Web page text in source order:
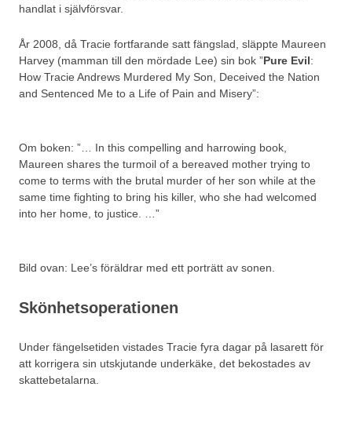
handlat i självförsvar.
År 2008, då Tracie fortfarande satt fängslad, släppte Maureen
Harvey (mamman till den mördade Lee) sin bok ”Pure Evil:
How Tracie Andrews Murdered My Son, Deceived the Nation
and Sentenced Me to a Life of Pain and Misery”:
Om boken: ”… In this compelling and harrowing book,
Maureen shares the turmoil of a bereaved mother trying to
come to terms with the brutal murder of her son while at the
same time fighting to bring his killer, who she had welcomed
into her home, to justice. …”
Bild ovan: Lee’s föräldrar med ett porträtt av sonen.
Skönhetsoperationen
Under fängelsetiden vistades Tracie fyra dagar på lasarett för
att korrigera sin utskjutande underkäke, det bekostades av
skattebetalarna.